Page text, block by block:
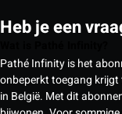
Heb je een
Pathé Infinity is het
onbeperkt toegang krijgt
in België. Met dit